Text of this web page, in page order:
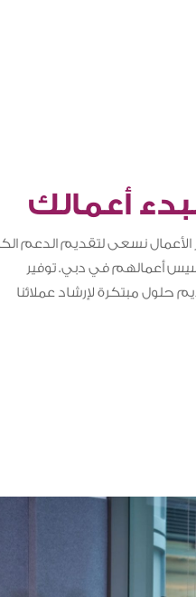
أعمالك
نسعى لتقديم الدعم
أعمالهم في دبي. توفير
مبتكرة لإرشاد عملائنا